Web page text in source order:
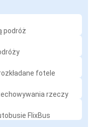
podróż
fotele
rzeczy
FlixBus